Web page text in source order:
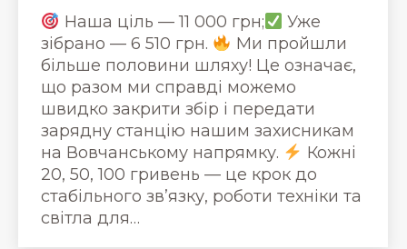
Наша ціль — 11 000 грн;
Уже
зібрано — 6 510 грн.
Ми пройшли
більше половини шляху! Це означає,
що разом ми справді можемо
швидко закрити збір і передати
зарядну станцію нашим захисникам
на Вовчанському напрямку.
Кожні
20, 50, 100 гривень — це крок до
стабільного зв’язку, роботи техніки та
світла для…